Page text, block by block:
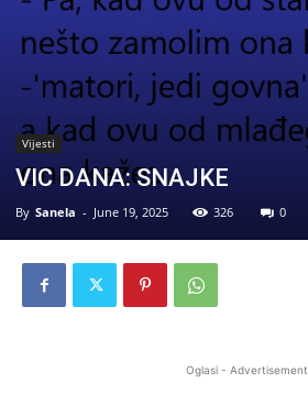
Vijesti
VIC DANA: SNAJKE
By Sanela - June 19, 2025 326 0
Oglasi - Advertisement